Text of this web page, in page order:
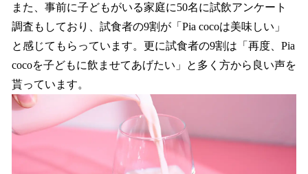
また、事前に子どもがいる家庭に50名に試飲アンケート
調査もしており、試食者の9割が「Pia cocoは美味しい」
と感じてもらっています。更に試食者の9割は「再度、Pia
cocoを子どもに飲ませてあげたい」と多く方から良い声を
貰っています。